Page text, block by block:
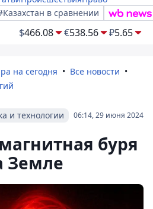
в сравнении
$466.08 €538.56 ₽5.65
на сегодня
Все новости
06:14, 29 июня 2024
и технологии
буря
Земле